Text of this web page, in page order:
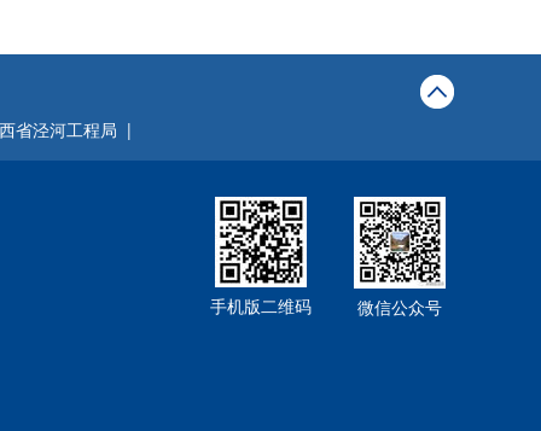
省泾河工程局 |
手机版二维码 微信公众号